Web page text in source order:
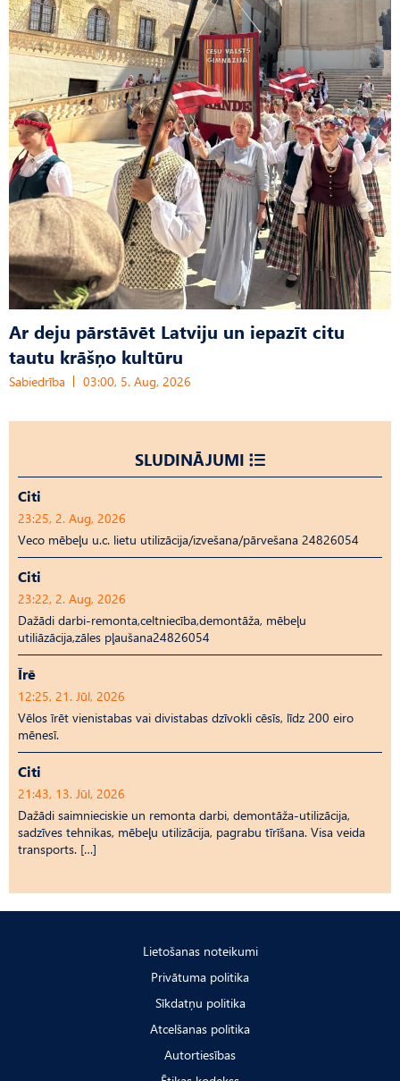
Ar deju pārstāvēt Latviju un iepazīt citu
tautu krāšņo kultūru
Sabiedrība 03:00, 5. Aug, 2026
SLUDINĀJUMI
Citi
23:25, 2. Aug, 2026
Veco mēbeļu u.c. lietu utilizācija/izvešana/pārvešana 24826054
Citi
23:22, 2. Aug, 2026
Dažādi darbi-remonta,celtniecība,demontāža, mēbeļu
utiliāzācija,zāles pļaušana24826054
Īrē
12:25, 21. Jūl, 2026
Vēlos īrēt vienistabas vai divistabas dzīvokli cēsīs, līdz 200 eiro
mēnesī.
Citi
21:43, 13. Jūl, 2026
Dažādi saimnieciskie un remonta darbi, demontāža-utilizācija,
sadzīves tehnikas, mēbeļu utilizācija, pagrabu tīrīšana. Visa veida
transports. […]
Lietošanas noteikumi
Privātuma politika
Sīkdatņu politika
Atcelšanas politika
Autortiesības